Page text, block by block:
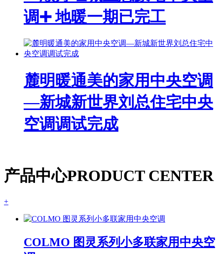
调➕ 地暖一期已完工
麓明暖通美的家用中央空调
—新城新世界刘总住宅中央
空调调试完成
产品中心PRODUCT CENTER
+
COLMO 图灵系列小多联家用中央空